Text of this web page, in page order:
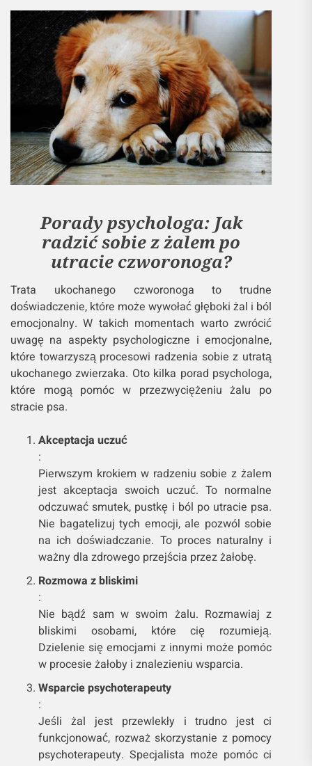
Porady psychologa: Jak
radzić sobie z żalem po
utracie czworonoga?
Trata ukochanego czworonoga to trudne
doświadczenie, które może wywołać głęboki żal i ból
emocjonalny. W takich momentach warto zwrócić
uwagę na aspekty psychologiczne i emocjonalne,
które towarzyszą procesowi radzenia sobie z utratą
ukochanego zwierzaka. Oto kilka porad psychologa,
które mogą pomóc w przezwyciężeniu żalu po
stracie psa.
Akceptacja uczuć
:
Pierwszym krokiem w radzeniu sobie z żalem
jest akceptacja swoich uczuć. To normalne
odczuwać smutek, pustkę i ból po utracie psa.
Nie bagatelizuj tych emocji, ale pozwól sobie
na ich doświadczanie. To proces naturalny i
ważny dla zdrowego przejścia przez żałobę.
Rozmowa z bliskimi
:
Nie bądź sam w swoim żalu. Rozmawiaj z
bliskimi osobami, które cię rozumieją.
Dzielenie się emocjami z innymi może pomóc
w procesie żałoby i znalezieniu wsparcia.
Wsparcie psychoterapeuty
:
Jeśli żal jest przewlekły i trudno jest ci
funkcjonować, rozważ skorzystanie z pomocy
psychoterapeuty. Specjalista może pomóc ci